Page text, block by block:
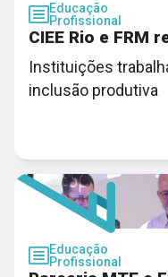
Educação
Profissional
CIEE Rio e FRM
Instituições
inclusão produtiva
Educação
Profissional